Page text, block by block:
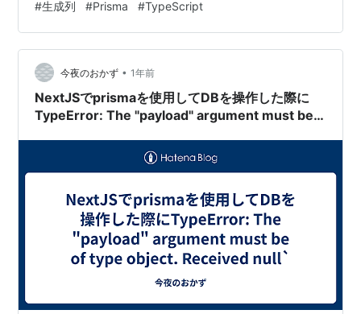
に違いないと信じています。 でもきっと去年までと同様
に「去年末は何やってたっけ？」となるに違いないと確
信もしています。 さて、今回のテーマは「Prismaと生成
列」についてです。 多くのプロダクトで生産性の向上や
型の安全性のためにORMを利用しているかと思います
が、 ORMは多くのD…
#生成列 #Prisma #TypeScript
今夜のおかず • 1年前
NextJSでprismaを使用してDBを操作した際に
TypeError: The "payload" argument must be